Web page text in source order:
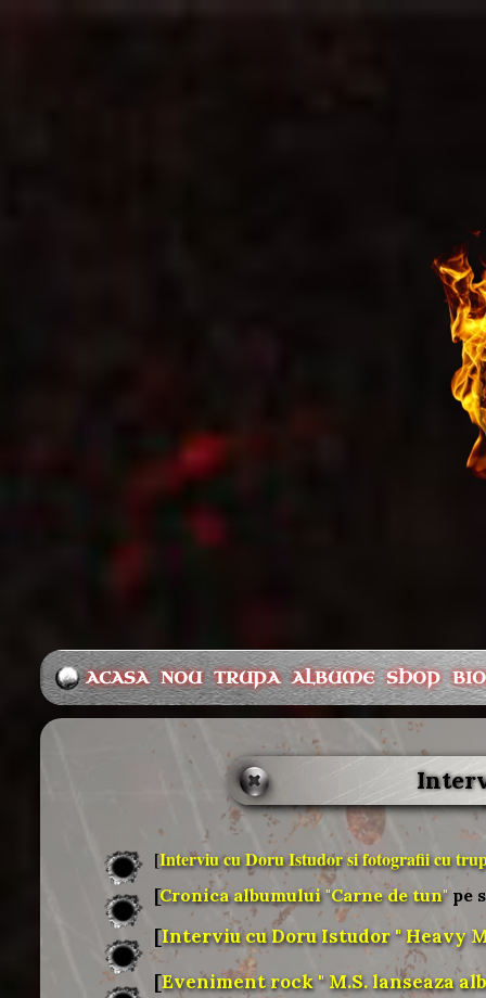
[Interviu cu Doru Istudor si fotografii cu
[Cronica albumului "Carne de tun" pe
[Interviu cu Doru Istudor " Heavy
[Eveniment rock " M.S. lanseaza
ACASA NOU TRUPA ALBUME SHOP